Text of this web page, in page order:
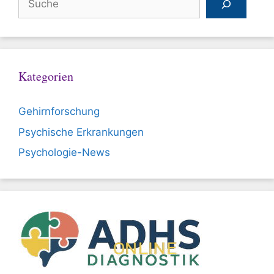
Kategorien
Gehirnforschung
Psychische Erkrankungen
Psychologie-News